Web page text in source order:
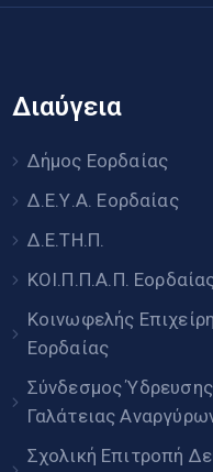
Διαύγεια
Δήμος Εορδαίας
Δ.Ε.Υ.Α. Εορδαίας
Δ.Ε.ΤΗ.Π.
ΚΟΙ.Π.Π.Α.Π.
Κοινωφελής
Εορδαίας
Σύνδεσμος
Γαλάτειας
Σχολική Επιτροπή